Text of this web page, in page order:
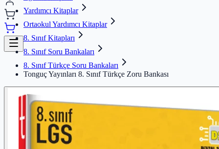
Yardımcı Kitaplar
Ortaokul Yardımcı Kitaplar
8. Sınıf Kitapları
8. Sınıf Soru Bankaları
8. Sınıf Türkçe Soru Bankaları
Tonguç Yayınları 8. Sınıf Türkçe Zoru Bankası